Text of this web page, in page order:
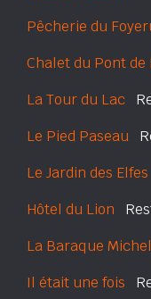
Pêcherie du
Chalet du Pont de
La Tour du Lac
Le Pied Paseau
Le Jardin des Elfes
Hôtel du Lion
La Baraque Michel
Il était une fois